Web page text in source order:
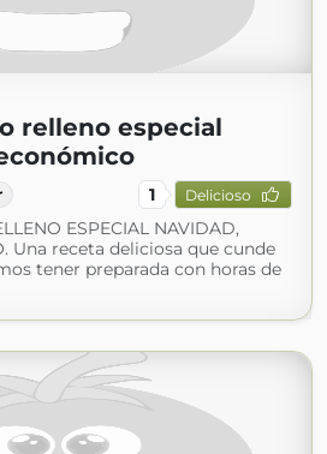
relleno especial
1 Delicioso
ESPECIAL NAVIDAD,
Una receta deliciosa que cunde
tener preparada con horas de